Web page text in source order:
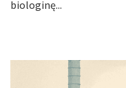
biologinę...